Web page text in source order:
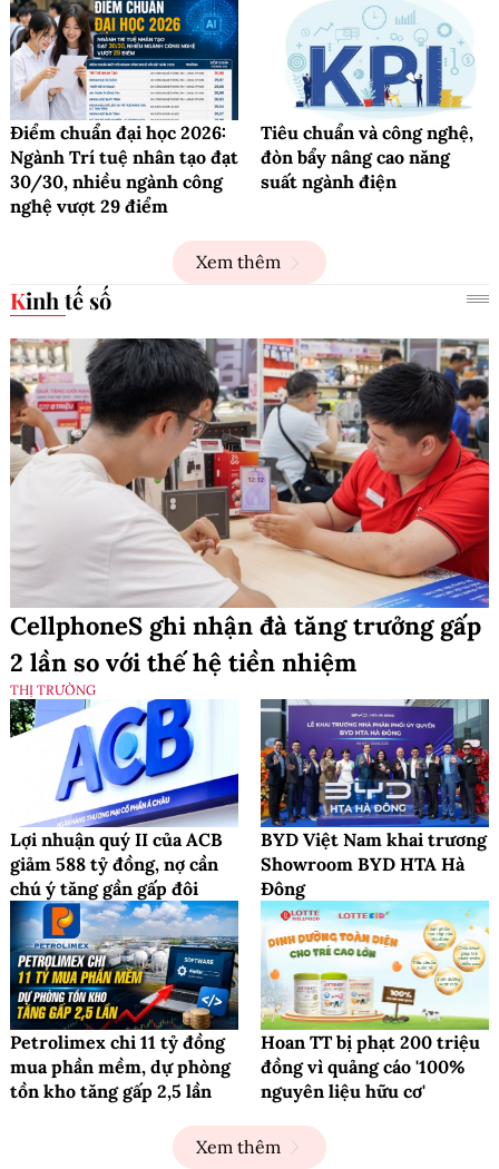
Điểm chuẩn đại học 2026:
Ngành Trí tuệ nhân tạo đạt
30/30, nhiều ngành công
nghệ vượt 29 điểm
Tiêu chuẩn và công nghệ,
đòn bẩy nâng cao năng
suất ngành điện
Xem thêm
Kinh tế số
CellphoneS ghi nhận đà tăng trưởng gấp
2 lần so với thế hệ tiền nhiệm
THỊ TRƯỜNG
Lợi nhuận quý II của ACB
giảm 588 tỷ đồng, nợ cần
chú ý tăng gần gấp đôi
BYD Việt Nam khai trương
Showroom BYD HTA Hà
Đông
Petrolimex chi 11 tỷ đồng
mua phần mềm, dự phòng
tồn kho tăng gấp 2,5 lần
Hoan TT bị phạt 200 triệu
đồng vì quảng cáo '100%
nguyên liệu hữu cơ'
Xem thêm